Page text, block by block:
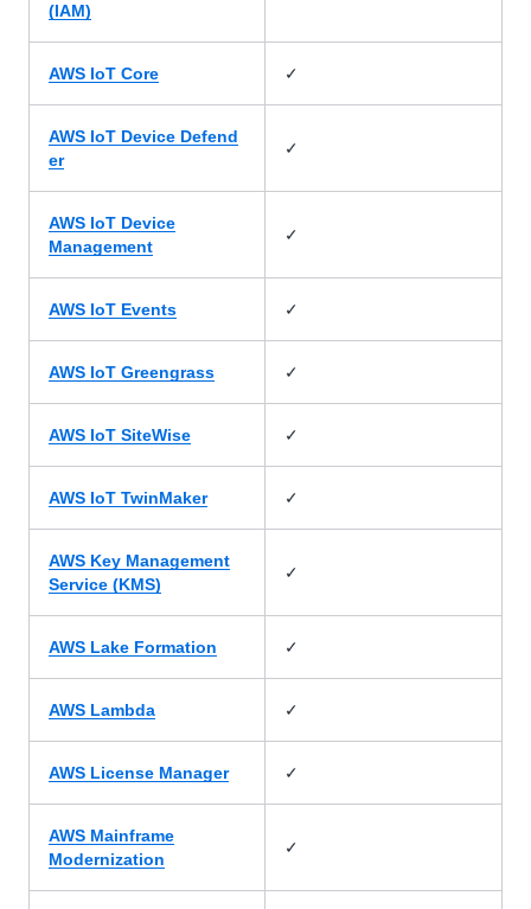
(IAM)
AWS IoT Core ✓
AWS IoT Device Defend
er
✓
AWS IoT Device
Management
✓
AWS IoT Events ✓
AWS IoT Greengrass ✓
AWS IoT SiteWise ✓
AWS IoT TwinMaker ✓
AWS Key Management
Service (KMS)
✓
AWS Lake Formation ✓
AWS Lambda ✓
AWS License Manager ✓
AWS Mainframe
Modernization
✓